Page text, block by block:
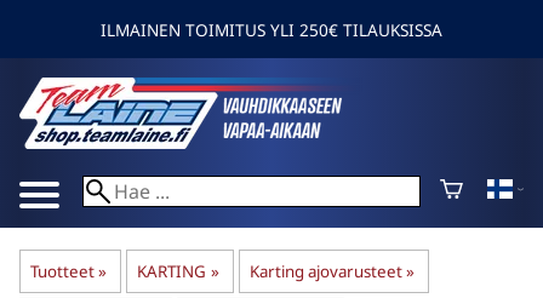
ILMAINEN TOIMITUS YLI 250€ TILAUKSISSA
Tuotteet‪» KARTING ‪» Karting ajovarusteet‪»